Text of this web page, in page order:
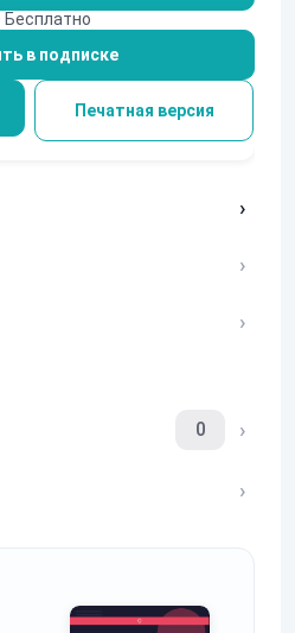
читателя в своей
за этой ледяной
истинное безумие, которое
стуком?
Бесплатно
в подписке
Печатная версия
0